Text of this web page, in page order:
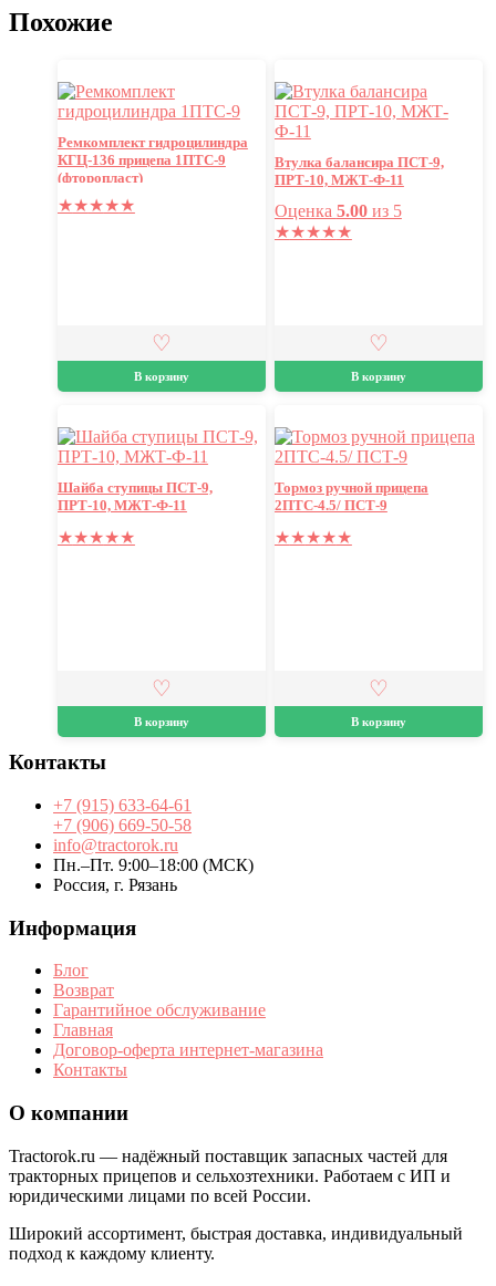
Похожие
Ремкомплект гидроцилиндра
КГЦ-136 прицепа 1ПТС-9
(фторопласт)
★★★★★
В корзину
Втулка балансира ПСТ-9,
ПРТ-10, МЖТ-Ф-11
Оценка 5.00из 5
★★★★★
В корзину
Шайба ступицы ПСТ-9,
ПРТ-10, МЖТ-Ф-11
★★★★★
В корзину
Тормоз ручной прицепа
2ПТС-4.5/ ПСТ-9
★★★★★
В корзину
Контакты
+7 (915) 633-64-61
+7 (906) 669-50-58
info@tractorok.ru
Пн.–Пт. 9:00–18:00 (МСК)
Россия, г. Рязань
Информация
Блог
Возврат
Гарантийное обслуживание
Главная
Договор-оферта интернет-магазина
Контакты
О компании
Tractorok.ru — надёжный поставщик запасных частей для
тракторных прицепов и сельхозтехники. Работаем с ИП и
юридическими лицами по всей России.
Широкий ассортимент, быстрая доставка, индивидуальный
подход к каждому клиенту.